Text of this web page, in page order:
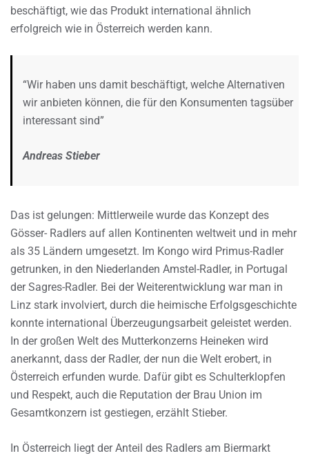
beschäftigt, wie das Produkt international ähnlich
erfolgreich wie in Österreich werden kann.
“Wir haben uns damit beschäftigt, welche Alternativen
wir anbieten können, die für den Konsumenten tagsüber
interessant sind”
Andreas Stieber
Das ist gelungen: Mittlerweile wurde das Konzept des
Gösser- Radlers auf allen Kontinenten weltweit und in mehr
als 35 Ländern umgesetzt. Im Kongo wird Primus-Radler
getrunken, in den Niederlanden Amstel-Radler, in Portugal
der Sagres-Radler. Bei der Weiterentwicklung war man in
Linz stark involviert, durch die heimische Erfolgsgeschichte
konnte international Überzeugungsarbeit geleistet werden.
In der großen Welt des Mutterkonzerns Heineken wird
anerkannt, dass der Radler, der nun die Welt erobert, in
Österreich erfunden wurde. Dafür gibt es Schulterklopfen
und Respekt, auch die Reputation der Brau Union im
Gesamtkonzern ist gestiegen, erzählt Stieber.
In Österreich liegt der Anteil des Radlers am Biermarkt